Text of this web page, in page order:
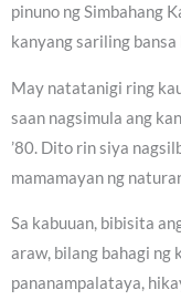
pinuno ng Simbahang
kanyang sariling bansa
May natatanigi ring
saan nagsimula ang
’80. Dito rin siya
mamamayan ng
Sa kabuuan, bibisita
araw, bilang bahagi ng
pananampalataya,